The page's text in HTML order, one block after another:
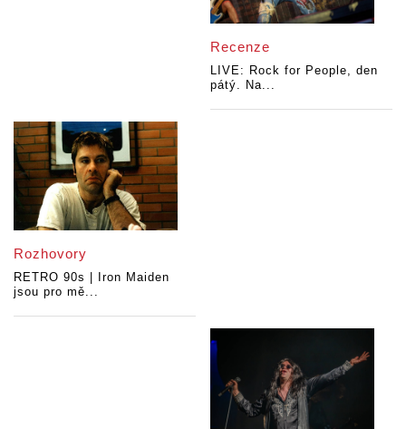
Recenze
LIVE: Rock for People, den
pátý. Na...
Rozhovory
RETRO 90s | Iron Maiden
jsou pro mě...